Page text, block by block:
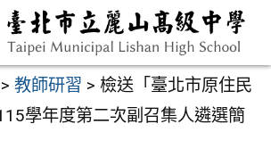
> 教師研習 > 檢送「臺北市原住民
學年度第二次副召集人遴選簡